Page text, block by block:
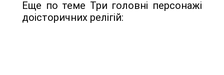
Еще по теме Три головні персонажі
доісторичних релігій: